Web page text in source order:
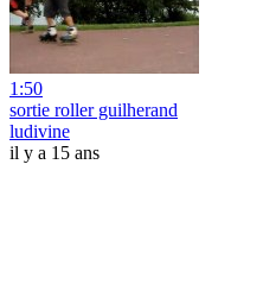
1:50
sortie roller guilherand
ludivine
il y a 15 ans